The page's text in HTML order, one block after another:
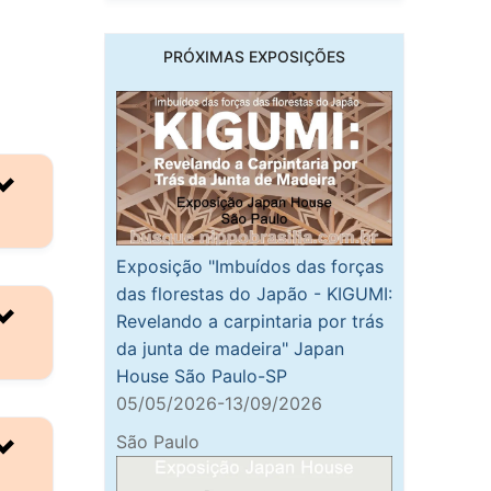
PRÓXIMAS EXPOSIÇÕES
Exposição "Imbuídos das forças
das florestas do Japão - KIGUMI:
Revelando a carpintaria por trás
da junta de madeira" Japan
House São Paulo-SP
05/05/2026-13/09/2026
São Paulo